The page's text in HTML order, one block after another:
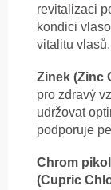
revitalizaci
kondici
vitalitu vlasů.
Zinek (Zinc
pro zdravý
udržovat
podporuje
Chrom
(Cupric